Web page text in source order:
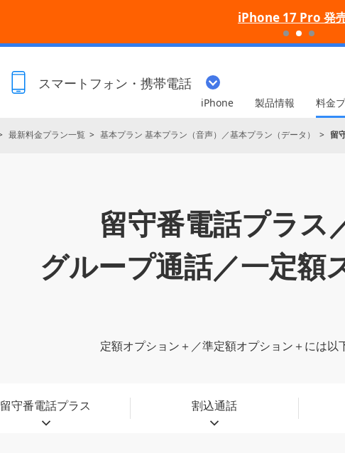
iPhone 17 Pro 発
スマートフォン・携帯電話
iPhone 製品情報 料金
最新料金プラン一覧 基本プラン 基本プラン（音声）／基本プラン（データ） 留
留守番電話プラス
グループ通話／一定額
定額オプション＋／準定額オプション＋には以
留守番電話プラス 割込通話